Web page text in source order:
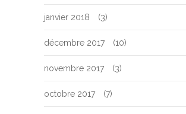
janvier 2018 (3)
décembre 2017 (10)
novembre 2017 (3)
octobre 2017 (7)